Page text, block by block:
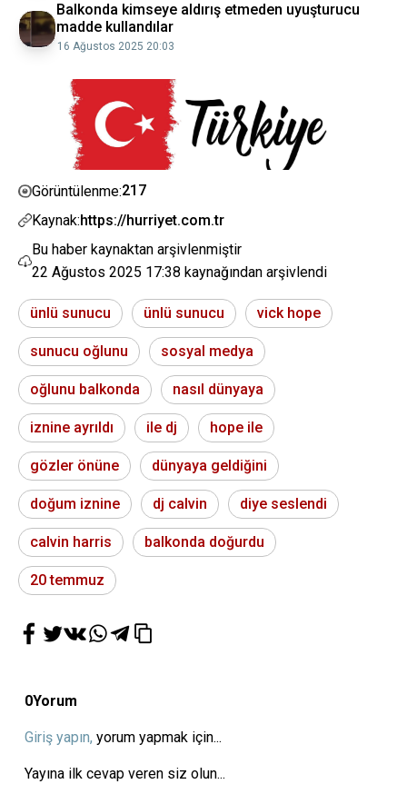
Balkonda kimseye aldırış etmeden uyuşturucu
madde kullandılar
16 Ağustos 2025 20:03
Görüntülenme:217
Kaynak:https://hurriyet.com.tr
Bu haber kaynaktan arşivlenmiştir
22 Ağustos 2025 17:38 kaynağından arşivlendi
ünlü sunucu ünlü sunucu vick hope
sunucu oğlunu sosyal medya
oğlunu balkonda nasıl dünyaya
iznine ayrıldı ile dj hope ile
gözler önüne dünyaya geldiğini
doğum iznine dj calvin diye seslendi
calvin harris balkonda doğurdu
20 temmuz
0Yorum
Giriş yapın, yorum yapmak için...
Yayına ilk cevap veren siz olun...